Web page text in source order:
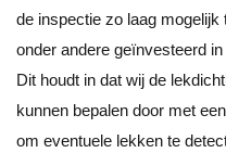
de inspectie zo laag
onder andere geïnvesteerd
Dit houdt in dat wij de
kunnen bepalen door met
om eventuele lekken te